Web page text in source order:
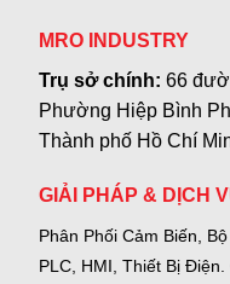
MRO INDUSTRY
Trụ sở chính:66
Phường Hiệp Bình
Thành phố Hồ Chí
GIẢI PHÁP & DỊCH
Phân Phối Cảm Biến,
PLC, HMI, Thiết Bị Điện.